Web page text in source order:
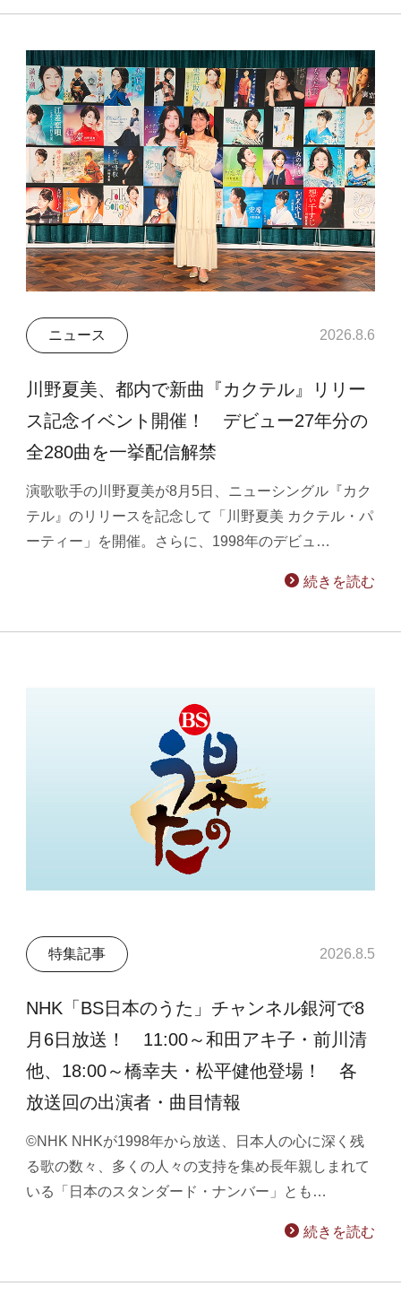
ニュース 2026.8.6
川野夏美、都内で新曲『カクテル』リリー
ス記念イベント開催！ デビュー27年分の
全280曲を一挙配信解禁
演歌歌手の川野夏美が8月5日、ニューシングル『カク
テル』のリリースを記念して「川野夏美 カクテル・パ
ーティー」を開催。さらに、1998年のデビュ…
続きを読む
特集記事 2026.8.5
NHK「BS日本のうた」チャンネル銀河で8
月6日放送！ 11:00～和田アキ子・前川清
他、18:00～橋幸夫・松平健他登場！ 各
放送回の出演者・曲目情報
©NHK NHKが1998年から放送、日本人の心に深く残
る歌の数々、多くの人々の支持を集め長年親しまれて
いる「日本のスタンダード・ナンバー」とも…
続きを読む